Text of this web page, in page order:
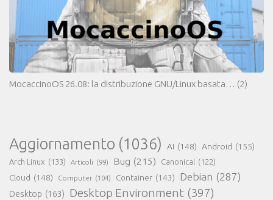
MocaccinoOS 26.08: la distribuzione GNU/Linux basata… (2)
Aggiornamento (1036) AI (148) Android (155)
Arch Linux (133) Articoli (99) Bug (215) Canonical (122)
Cloud (148) Computer (104) Container (143) Debian (287)
Desktop (163) Desktop Environment (397)